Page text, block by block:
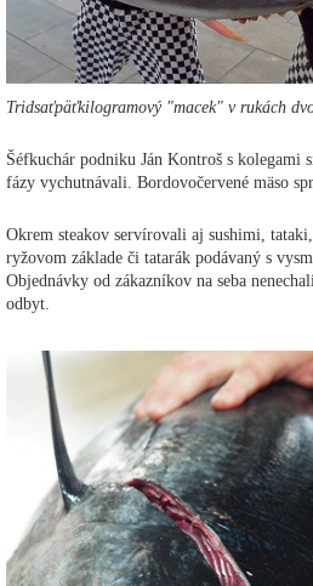
Tridsaťpäťkilogramový "macek" v rukách
Šéfkuchár podniku Ján Kontroš s kolegami
fázy vychutnávali. Bordovočervené mäso
Okrem steakov servírovali aj sushimi,
ryžovom základe či tatarák podávaný s
Objednávky od zákazníkov na seba
odbyt.